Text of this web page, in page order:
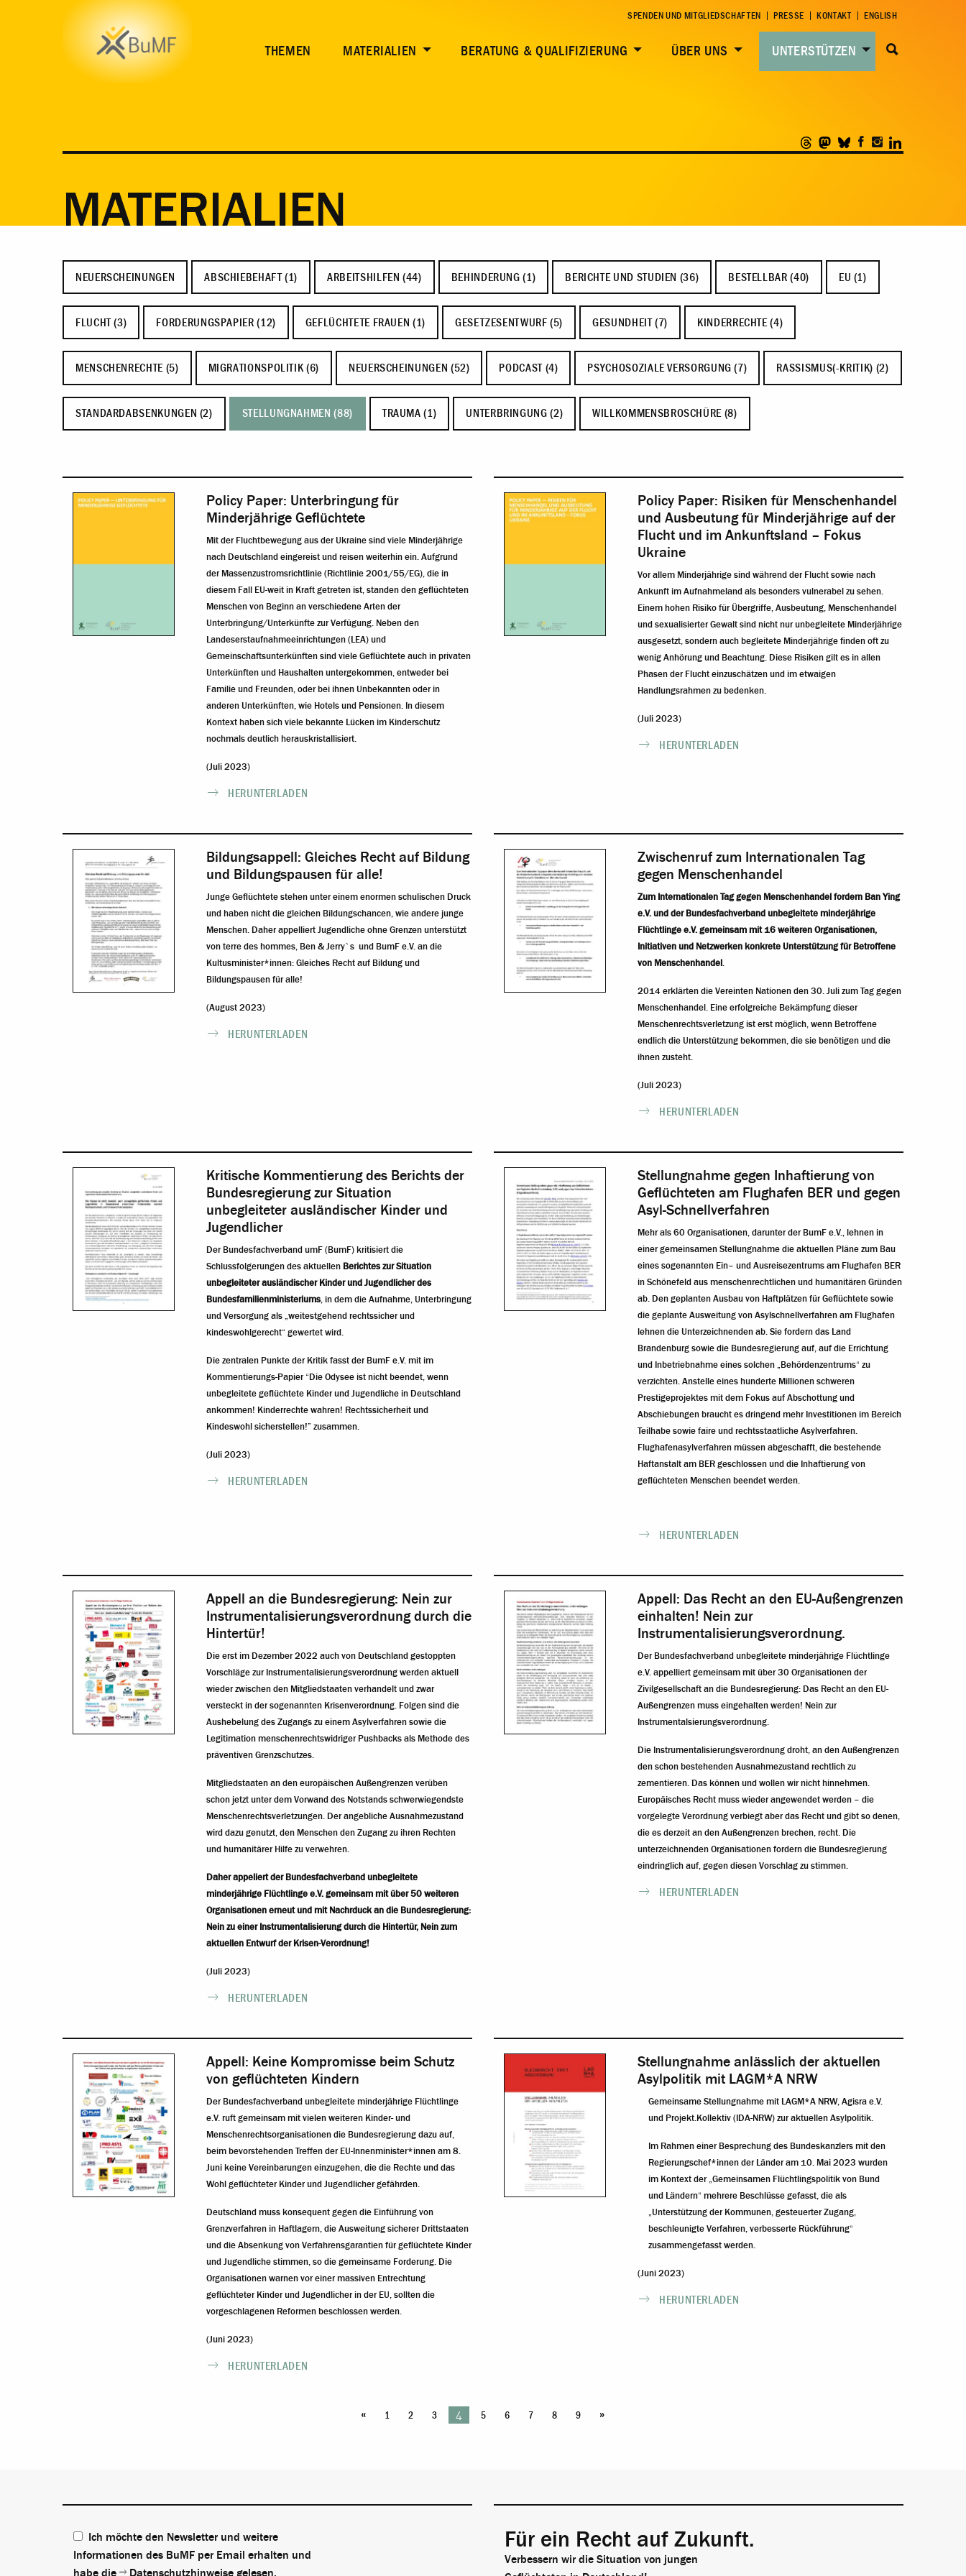
SPENDEN UND MITGLIEDSCHAFTEN PRESSE KONTAKT ENGLISH
THEMEN MATERIALIEN BERATUNG & QUALIFIZIERUNG ÜBER UNS UNTERSTÜTZEN
MATERIALIEN
NEUERSCHEINUNGEN ABSCHIEBEHAFT (1) ARBEITSHILFEN (44) BEHINDERUNG (1) BERICHTE UND STUDIEN (36) BESTELLBAR (40) EU (1)
FLUCHT (3) FORDERUNGSPAPIER (12) GEFLÜCHTETE FRAUEN (1) GESETZESENTWURF (5) GESUNDHEIT (7) KINDERRECHTE (4)
MENSCHENRECHTE (5) MIGRATIONSPOLITIK (6) NEUERSCHEINUNGEN (52) PODCAST (4) PSYCHOSOZIALE VERSORGUNG (7) RASSISMUS(-KRITIK) (2)
STANDARDABSENKUNGEN (2) STELLUNGNAHMEN (88) TRAUMA (1) UNTERBRINGUNG (2) WILLKOMMENSBROSCHÜRE (8)
Policy Paper: Unterbringung für
Minderjährige Geflüchtete
Mit der Fluchtbewegung aus der Ukraine sind viele Minderjährige
nach Deutschland eingereist und reisen weiterhin ein. Aufgrund
der Massenzustromsrichtlinie (Richtlinie 2001/55/EG), die in
diesem Fall EU-weit in Kraft getreten ist, standen den geflüchteten
Menschen von Beginn an verschiedene Arten der
Unterbringung/Unterkünfte zur Verfügung. Neben den
Landeserstaufnahmeeinrichtungen (LEA) und
Gemeinschaftsunterkünften sind viele Geflüchtete auch in privaten
Unterkünften und Haushalten untergekommen, entweder bei
Familie und Freunden, oder bei ihnen Unbekannten oder in
anderen Unterkünften, wie Hotels und Pensionen. In diesem
Kontext haben sich viele bekannte Lücken im Kinderschutz
nochmals deutlich herauskristallisiert.
(Juli 2023)
HERUNTERLADEN
Policy Paper: Risiken für Menschenhandel
und Ausbeutung für Minderjährige auf der
Flucht und im Ankunftsland – Fokus
Ukraine
Vor allem Minderjährige sind während der Flucht sowie nach
Ankunft im Aufnahmeland als besonders vulnerabel zu sehen.
Einem hohen Risiko für Übergriffe, Ausbeutung, Menschenhandel
und sexualisierter Gewalt sind nicht nur unbegleitete Minderjährige
ausgesetzt, sondern auch begleitete Minderjährige finden oft zu
wenig Anhörung und Beachtung. Diese Risiken gilt es in allen
Phasen der Flucht einzuschätzen und im etwaigen
Handlungsrahmen zu bedenken.
(Juli 2023)
HERUNTERLADEN
Bildungsappell: Gleiches Recht auf Bildung
und Bildungspausen für alle!
Junge Geflüchtete stehen unter einem enormen schulischen Druck
und haben nicht die gleichen Bildungschancen, wie andere junge
Menschen. Daher appelliert Jugendliche ohne Grenzen unterstützt
von terre des hommes, Ben & Jerry`s und BumF e.V. an die
Kultusminister*innen: Gleiches Recht auf Bildung und
Bildungspausen für alle!
(August 2023)
HERUNTERLADEN
Zwischenruf zum Internationalen Tag
gegen Menschenhandel
Zum Internationalen Tag gegen Menschenhandel fordern Ban Ying
e.V. und der Bundesfachverband unbegleitete minderjährige
Flüchtlinge e.V. gemeinsam mit 16 weiteren Organisationen,
Initiativen und Netzwerken konkrete Unterstützung für Betroffene
von Menschenhandel.
2014 erklärten die Vereinten Nationen den 30. Juli zum Tag gegen
Menschenhandel. Eine erfolgreiche Bekämpfung dieser
Menschenrechtsverletzung ist erst möglich, wenn Betroffene
endlich die Unterstützung bekommen, die sie benötigen und die
ihnen zusteht.
(Juli 2023)
HERUNTERLADEN
Kritische Kommentierung des Berichts der
Bundesregierung zur Situation
unbegleiteter ausländischer Kinder und
Jugendlicher
Der Bundesfachverband umF (BumF) kritisiert die
Schlussfolgerungen des aktuellen Berichtes zur Situation
unbegleiteter ausländischer Kinder und Jugendlicher des
Bundesfamilienministeriums, in dem die Aufnahme, Unterbringung
und Versorgung als „weitestgehend rechtssicher und
kindeswohlgerecht“ gewertet wird.
Die zentralen Punkte der Kritik fasst der BumF e.V. mit im
Kommentierungs-Papier “Die Odysee ist nicht beendet, wenn
unbegleitete geflüchtete Kinder und Jugendliche in Deutschland
ankommen! Kinderrechte wahren! Rechtssicherheit und
Kindeswohl sicherstellen!” zusammen.
(Juli 2023)
HERUNTERLADEN
Stellungnahme gegen Inhaftierung von
Geflüchteten am Flughafen BER und gegen
Asyl-Schnellverfahren
Mehr als 60 Organisationen, darunter der BumF e.V., lehnen in
einer gemeinsamen Stellungnahmedieaktuellen Plänezum Bau
eines sogenannten Ein– undAusreisezentrums am Flughafen BER
in Schönefeldaus menschenrechtlichen undhumanitären Gründen
ab. Den geplanten Ausbau von Haftplätzen für Geflüchtete sowie
diegeplante Ausweitung vonAsylschnellverfahren am Flughafen
lehnen die Unterzeichnendenab. Sie fordern das Land
Brandenburg sowie die Bundesregierung auf, auf die Errichtung
und Inbetriebnahme eines solchen „Behördenzentrums“ zu
verzichten. Anstelle eines hunderte Millionen schweren
Prestigeprojektes mit dem Fokus auf Abschottung und
Abschiebungenbraucht es dringend mehr Investitionen im Bereich
Teilhabe sowie faire und rechtsstaatlicheAsylverfahren.
Flughafenasylverfahren müssen abgeschafft, die bestehende
Haftanstalt am BER geschlossen und die Inhaftierung von
geflüchteten Menschen beendet werden.
HERUNTERLADEN
Appell an die Bundesregierung: Nein zur
Instrumentalisierungsverordnung durch die
Hintertür!
Die erst im Dezember 2022 auch von Deutschland gestoppten
Vorschläge zur Instrumentalisierungsverordnung werden aktuell
wieder zwischen den Mitgliedstaaten verhandelt und zwar
versteckt in der sogenannten Krisenverordnung. Folgen sind die
Aushebelung des Zugangs zu einem Asylverfahren sowie die
Legitimation menschenrechtswidriger Pushbacks als Methode des
präventiven Grenzschutzes.
Mitgliedstaaten an den europäischen Außengrenzen verüben
schon jetzt unter dem Vorwand des Notstands schwerwiegendste
Menschenrechtsverletzungen. Der angebliche Ausnahmezustand
wird dazu genutzt, den Menschen den Zugang zu ihren Rechten
und humanitärer Hilfe zu verwehren.
Daher appeliert der Bundesfachverband unbegleitete
minderjährige Flüchtlinge e.V. gemeinsam mit über 50 weiteren
Organisationen erneut und mit Nachrduck an die Bundesregierung:
Nein zu einer Instrumentalisierung durch die Hintertür, Nein zum
aktuellen Entwurf der Krisen-Verordnung!
(Juli 2023)
HERUNTERLADEN
Appell: Das Recht an den EU-Außengrenzen
einhalten! Nein zur
Instrumentalisierungsverordnung.
Der Bundesfachverband unbegleitete minderjährige Flüchtlinge
e.V. appelliert gemeinsam mit über 30 Organisationen der
Zivilgesellschaft an die Bundesregierung: Das Recht an den EU-
Außengrenzen muss eingehalten werden! Nein zur
Instrumentalsierungsverordnung.
Die Instrumentalisierungsverordnung droht, an den Außengrenzen
den schon bestehenden Ausnahmezustand rechtlich zu
zementieren. Das können und wollen wir nicht hinnehmen.
Europäisches Recht muss wieder angewendet werden – die
vorgelegte Verordnung verbiegt aber das Recht und gibt so denen,
die es derzeit an den Außengrenzen brechen, recht. Die
unterzeichnenden Organisationen fordern die Bundesregierung
eindringlich auf, gegen diesen Vorschlag zu stimmen.
HERUNTERLADEN
Appell: Keine Kompromisse beim Schutz
von geflüchteten Kindern
Der Bundesfachverband unbegleitete minderjährige Flüchtlinge
e.V. ruft gemeinsam mit vielen weiteren Kinder- und
Menschenrechtsorganisationen die Bundesregierung dazu auf,
beim bevorstehenden Treffen der EU-Innenminister*innen am 8.
Juni keine Vereinbarungen einzugehen, die die Rechte und das
Wohl geflüchteter Kinder und Jugendlicher gefährden.
Deutschland muss konsequent gegen die Einführung von
Grenzverfahren in Haftlagern, die Ausweitung sicherer Drittstaaten
und die Absenkung von Verfahrensgarantien für geflüchtete Kinder
und Jugendliche stimmen, so die gemeinsame Forderung. Die
Organisationen warnen vor einer massiven Entrechtung
geflüchteter Kinder und Jugendlicher in der EU, sollten die
vorgeschlagenen Reformen beschlossen werden.
(Juni 2023)
HERUNTERLADEN
Stellungnahme anlässlich der aktuellen
Asylpolitik mit LAGM*A NRW
Gemeinsame Stellungnahme mit LAGM*A NRW, Agisra e.V.
und Projekt.Kollektiv (IDA-NRW) zur aktuellen Asylpolitik.
Im Rahmen einer Besprechung des Bundeskanzlers mit den
Regierungschef*innen der Länder am 10. Mai 2023 wurden
im Kontext der „Gemeinsamen Flüchtlingspolitik von Bund
und Ländern“ mehrere Beschlüsse gefasst, die als
„Unterstützung der Kommunen, gesteuerter Zugang,
beschleunigte Verfahren, verbesserte Rückführung“
zusammengefasst werden.
(Juni 2023)
HERUNTERLADEN
« 1 2 3 4 5 6 7 8 9 »
Ich möchte den Newsletter und weitere
Informationen des BuMF per Email erhalten und
habe die
Datenschutzhinweise gelesen.
Für ein Recht auf Zukunft.
Verbessern wir die Situation von jungen